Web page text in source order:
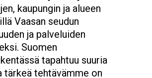
kaupungin ja alueen
Vaasan seudun
ja palveluiden
Suomen
tapahtuu suuria
tärkeä tehtävämme on